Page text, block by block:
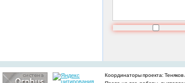
Координаторы проекта: